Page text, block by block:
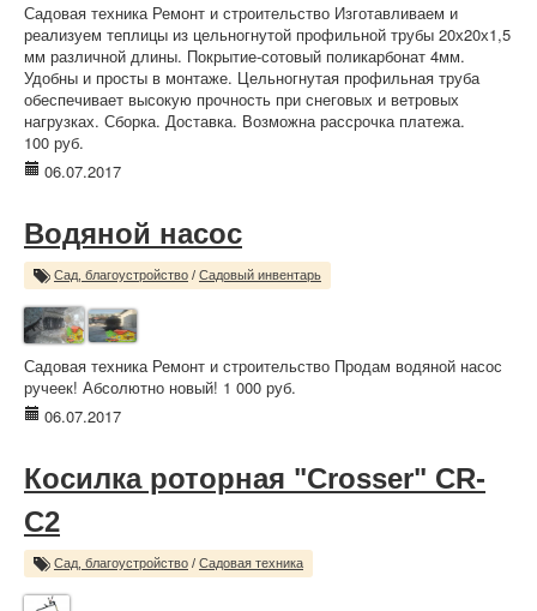
Садовая техника Ремонт и строительство Изготавливаем и
реализуем теплицы из цельногнутой профильной трубы 20х20х1,5
мм различной длины. Покрытие-сотовый поликарбонат 4мм.
Удобны и просты в монтаже. Цельногнутая профильная труба
обеспечивает высокую прочность при снеговых и ветровых
нагрузках. Сборка. Доставка. Возможна рассрочка платежа.
100 руб.
06.07.2017
Водяной насос
Сад, благоустройство / Садовый инвентарь
Садовая техника Ремонт и строительство Продам водяной насос
ручеек! Абсолютно новый! 1 000 руб.
06.07.2017
Косилка роторная "Crosser" CR-
C2
Сад, благоустройство / Садовая техника